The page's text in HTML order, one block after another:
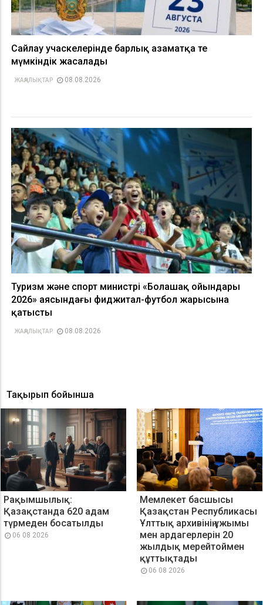
Сайлау учаскелерінде барлық азаматқа тең
мүмкіндік жасалады
ЖАҢАЛЫҚТАР 08.08.2026
Туризм және спорт министрі «Болашақ ойындары
2026» аясындағы фиджитал-футбол жарысына
қатысты
ЖАҢАЛЫҚТАР 08.08.2026
Тақырып бойынша
Рақымшылық:
Қазақстанда 620 адам
түрмеден босатылды
06 08 2026
Мемлекет басшысы
Қазақстан Республикасы
Ұлттық архивінің ұжымы
мен ардагерлерін 20
жылдық мерейтоймен
құттықтады
06 08 2026